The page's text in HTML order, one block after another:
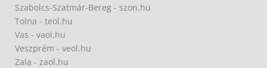
Szabolcs-Szatmár-Bereg - szon.hu
Tolna - teol.hu
Vas - vaol.hu
Veszprém - veol.hu
Zala - zaol.hu